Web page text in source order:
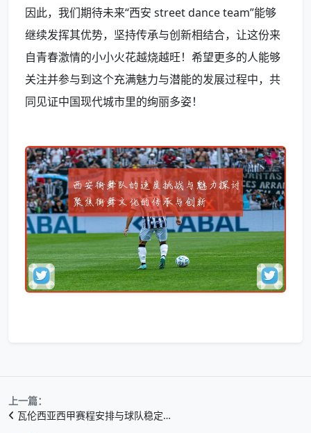
因此，我们期待未来“西安 street dance team”能够
继续发挥其优势，坚持传承与创新相结合，让这份来
自青春激情的小小火花越烧越旺！希望更多的人能够
关注并参与到这个充满魅力与潜能的发展过程中，共
同见证中国现代城市里的绚丽多姿！
上一篇：
瓦伦西亚西甲赛程安排与球队稳定…